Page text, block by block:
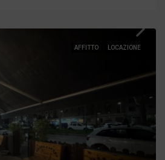
AFFITTO LOCAZIONE